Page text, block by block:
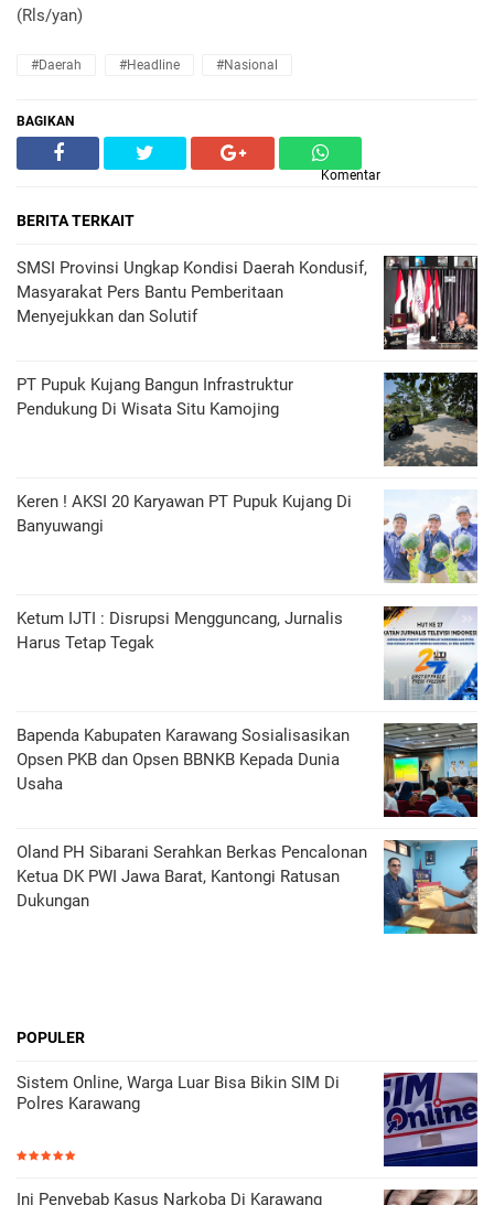
(Rls/yan)
#daerah #headline #nasional
BAGIKAN
Komentar
BERITA TERKAIT
SMSI Provinsi Ungkap Kondisi Daerah Kondusif,
Masyarakat Pers Bantu Pemberitaan
Menyejukkan dan Solutif
PT Pupuk Kujang Bangun Infrastruktur
Pendukung Di Wisata Situ Kamojing
Keren ! AKSI 20 Karyawan PT Pupuk Kujang Di
Banyuwangi
Ketum IJTI : Disrupsi Mengguncang, Jurnalis
Harus Tetap Tegak
Bapenda Kabupaten Karawang Sosialisasikan
Opsen PKB dan Opsen BBNKB Kepada Dunia
Usaha
Oland PH Sibarani Serahkan Berkas Pencalonan
Ketua DK PWI Jawa Barat, Kantongi Ratusan
Dukungan
POPULER
Sistem Online, Warga Luar Bisa Bikin SIM Di
Polres Karawang
Ini Penyebab Kasus Narkoba Di Karawang